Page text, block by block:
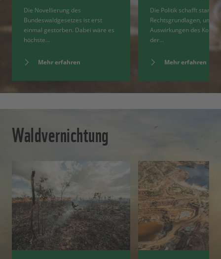
Die Novellierung des
Bundeswaldgesetzes ist erst
einmal gestorben. Dabei wäre es
höchste…
Mehr erfahren
Die Politik schafft starke
Rechtsgrundlagen, um die
Auswirkungen des
der…
Mehr erfahren
Waldvernichtung